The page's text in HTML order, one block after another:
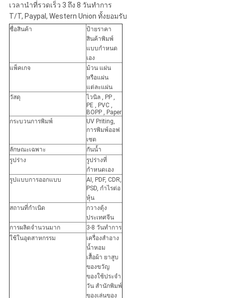
เวลานำที่รวดเร็ว 3 ถึง 8 วันทำการ
T/T, Paypal, Western Union ทั้งยอมรับ
ชื่อสินค้า
ป้ายราคา
สินค้าพิมพ์
แบบกำหนด
เอง
แพ็คเกจ
ม้วน แผ่น
หรือแผ่น
แต่ละแผ่น
วัสดุ
ไวนิล , PP ,
PE , PVC ,
BOPP , Paper
กระบวนการพิมพ์
UV Priting,
การพิมพ์ออฟ
เซต
ลักษณะเฉพาะ
กันน้ำ
รูปร่าง
รูปร่างที่
กำหนดเอง
รูปแบบการออกแบบ
AI, PDF, CDR,
PSD, กำไรต่อ
หุ้น
สถานที่กำเนิด
กวางตุ้ง
ประเทศจีน
การผลิตจำนวนมาก
3-8 วันทำการ
ใช้ในอุตสาหกรรม
เครื่องสำอาง
น้ำหอม
เสื้อผ้า ยาสูบ
ของขวัญ
ของใช้ประจำ
วัน สำนักพิมพ์
ของเล่นของ